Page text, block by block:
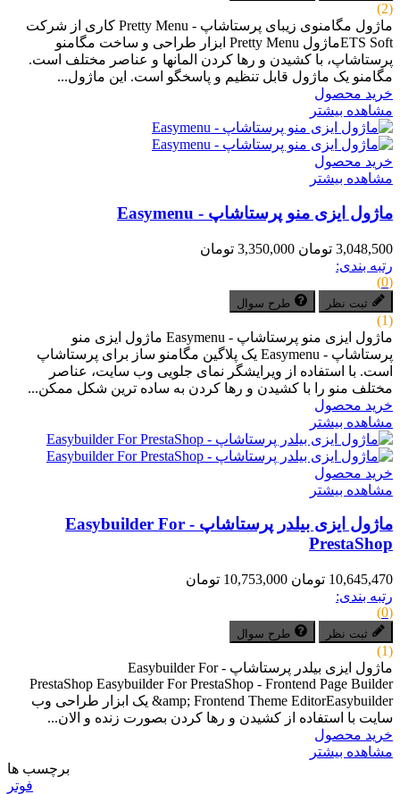
(2)
ماژول مگامنوی زیبای پرستاشاپ - Pretty Menu کاری از شرکت
ETS Softماژول Pretty Menu ابزار طراحی و ساخت مگامنو
پرستاشاپ، با کشیدن و رها کردن المانها و عناصر مختلف است.
مگامنو یک ماژول قابل تنظیم و پاسخگو است. این ماژول...
خرید محصول
مشاهده بیشتر
خرید محصول
مشاهده بیشتر
ماژول ایزی منو پرستاشاپ - Easymenu
3,048,500 تومان
3,350,000 تومان
رتبه بندی:
(0)
ثبت نظر طرح سوال
(1)
ماژول ایزی منو پرستاشاپ - Easymenu ماژول ایزی منو
پرستاشاپ - Easymenu یک پلاگین مگامنو ساز برای پرستاشاپ
است. با استفاده از ویرایشگر نمای جلویی وب سایت، عناصر
مختلف منو را با کشیدن و رها کردن به ساده ترین شکل ممکن...
خرید محصول
مشاهده بیشتر
خرید محصول
مشاهده بیشتر
ماژول ایزی بیلدر پرستاشاپ - Easybuilder For
PrestaShop
10,645,470 تومان
10,753,000 تومان
رتبه بندی:
(0)
ثبت نظر طرح سوال
(1)
ماژول ایزی بیلدر پرستاشاپ - Easybuilder For
PrestaShop Easybuilder For PrestaShop - Frontend Page Builder
&amp; Frontend Theme EditorEasybuilder یک ابزار طراحی وب
سایت با استفاده از کشیدن و رها کردن بصورت زنده و الان...
خرید محصول
مشاهده بیشتر
برچسب ها
فوتر